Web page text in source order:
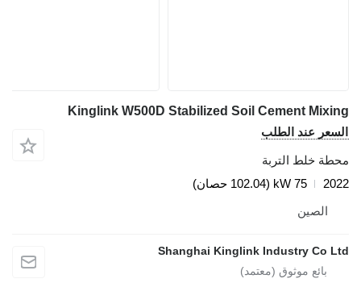
Kinglink W500D Stabilized Soil Cement Mixing
السعر عند الطلب
محطة خلط التربة
2022
75 kW (102.04 حصان)
الصين
Shanghai Kinglink Industry Co Ltd